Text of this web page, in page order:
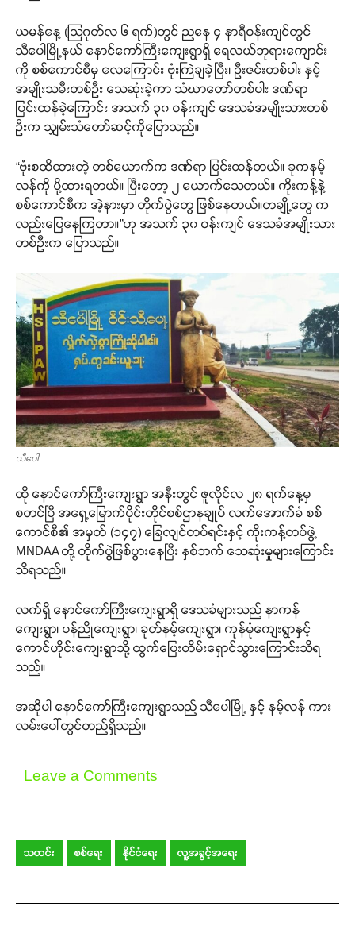
ယမန်နေ့ (သြဂုတ်လ ၆ ရက်)တွင် ညနေ ၄ နာရီဝန်းကျင်တွင်
သီပေါမြို့နယ် နောင်ကော်ကြီးကျေးရွာရှိ ရေလယ်ဘုရားကျောင်း
ကို စစ်ကောင်စီမှ လေကြောင်း ဗုံးကြဲချခဲ့ပြီး၊ ဦးဇင်းတစ်ပါး နှင့်
အမျိုးသမီးတစ်ဦး သေဆုံးခဲ့ကာ သံဃာ‌တော်တစ်ပါး ဒဏ်ရာ
ပြင်းထန်ခဲ့ကြောင်း အသက် ၃၀ ဝန်းကျင် ဒေသခံအမျိုးသားတစ်
ဦးက သျှမ်းသံ‌တော်ဆင့်ကိုပြောသည်။
“ဗုံးစထိထားတဲ့ တစ်ယောက်က ဒဏ်ရာ ပြင်းထန်တယ်။ ခုကနမ့်
လန်ကို ပို့ထားရတယ်။ ပြီးတော့ ၂ ယောက်သေတယ်။ ကိုးကန့်နဲ့
စစ်ကောင်စီက အဲ့နားမှာ တိုက်ပွဲတွေ ဖြစ်နေတယ်။တချို့တွေ က
လည်းပြေနေကြတာ။”ဟု အသက် ၃၀ ဝန်းကျင် ဒေသခံအမျိုးသား
တစ်ဦးက ပြောသည်။
သီပေါ
ထို နောင်ကော်ကြီးကျေးရွာ အနီးတွင် ဇူလိုင်လ ၂၈ ရက်နေ့မှ
စတင်ပြီ အရှေ့မြောက်ပိုင်းတိုင်စစ်ဌာနချုပ် လက်အောက်ခံ စစ်
ကောင်စီ၏ အမှတ် (၁၄၇) ခြေလျင်တပ်ရင်းနှင့် ကိုးကန့်တပ်ဖွဲ့
MNDAA တို့ တိုက်ပွဲဖြစ်ပွားနေပြီး နှစ်ဘက် သေဆုံးမှုများကြောင်း
သိရသည်။
လက်ရှိ နောင်ကော်ကြီးကျေးရွာရှိ ဒေသခံများသည် နာကန်
ကျေးရွာ၊ ပန်ညိုကျေးရွာ၊ ခုတ်နမ့်ကျေးရွာ၊ ကုန်မုံကျေးရွာနှင့်
ကောင်ဟိုင်းကျေးရွာသို့ ထွက်ပြေးတိမ်းရှောင်သွားကြောင်းသိရ
သည်။
အဆိုပါ နောင်ကော်ကြီးကျေးရွာသည် သီပေါမြို့ နှင့် နမ့်လန် ကား
လမ်းပေါ်တွင်တည်ရှိသည်။
Leave a Comments
သတင်း စစ်ရေး နိုင်ငံရေး လူ့အခွင့်အရေး